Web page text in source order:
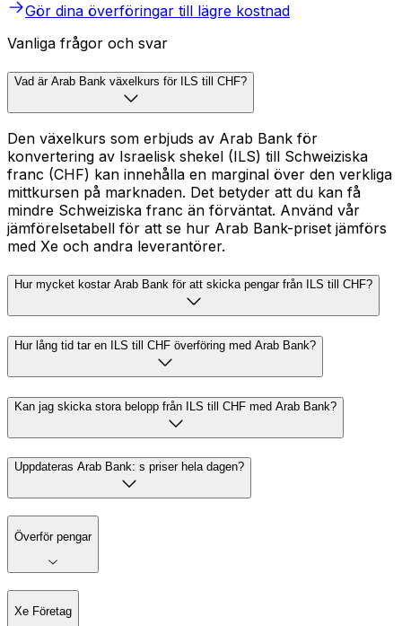
Gör dina överföringar till lägre kostnad
Vanliga frågor och svar
Vad är Arab Bank växelkurs för ILS till CHF?
Den växelkurs som erbjuds av Arab Bank för
konvertering av Israelisk shekel (ILS) till Schweiziska
franc (CHF) kan innehålla en marginal över den verkliga
mittkursen på marknaden. Det betyder att du kan få
mindre Schweiziska franc än förväntat. Använd vår
jämförelsetabell för att se hur Arab Bank-priset jämförs
med Xe och andra leverantörer.
Hur mycket kostar Arab Bank för att skicka pengar från ILS till CHF?
Hur lång tid tar en ILS till CHF överföring med Arab Bank?
Kan jag skicka stora belopp från ILS till CHF med Arab Bank?
Uppdateras Arab Bank: s priser hela dagen?
Överför pengar
Xe Företag